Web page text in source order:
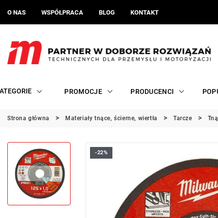
O NAS WSPÓŁPRACA BLOG KONTAKT
PROMOCJE PRODUCENCI
Strona główna Materiały tnące, ścierne, wiertła Tarcze
-22%